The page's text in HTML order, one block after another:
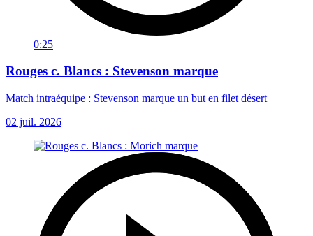
0:25
Rouges c. Blancs : Stevenson marque
Match intraéquipe : Stevenson marque un but en filet désert
02 juil. 2026